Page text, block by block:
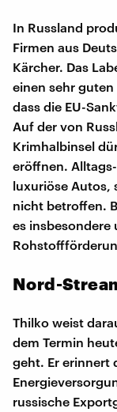
In Russland
Firmen aus
Kärcher. Das
einen sehr guten
dass die EU-
Auf der von
Krimhalbinsel
eröffnen.
luxuriöse Autos,
nicht betroffen.
es insbesondere
Nord-
Thilko weist
dem Termin
geht. Er erinnert
russische